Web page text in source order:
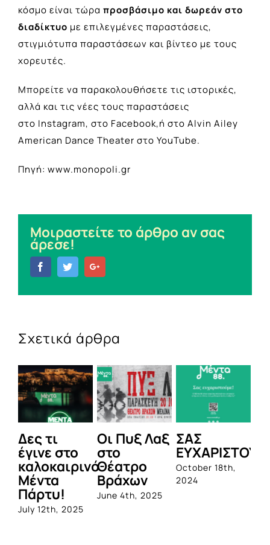
κόσμο είναι τώρα προσβάσιμο και δωρεάν στο
διαδίκτυο με επιλεγμένες παραστάσεις,
στιγμιότυπα παραστάσεων και βίντεο με τους
χορευτές.
Μπορείτε να παρακολουθήσετε τις ιστορικές,
αλλά και τις νέες τους παραστάσεις
στο Instagram, στο Facebook,ή στο Alvin Ailey
American Dance Theater στο YouTube.
Πηγή: www.monopoli.gr
Μοιραστείτε το άρθρο αν σας
άρεσε!
FacebookTwitter
Σχετικά άρθρα
Δες τι
έγινε στο
καλοκαιρινό
Μέντα
Πάρτυ!
July 12th, 2025
Οι Πυξ Λαξ
στο
Θέατρο
Βράχων
June 4th, 2025
ΣΑΣ
October 18th,
2024